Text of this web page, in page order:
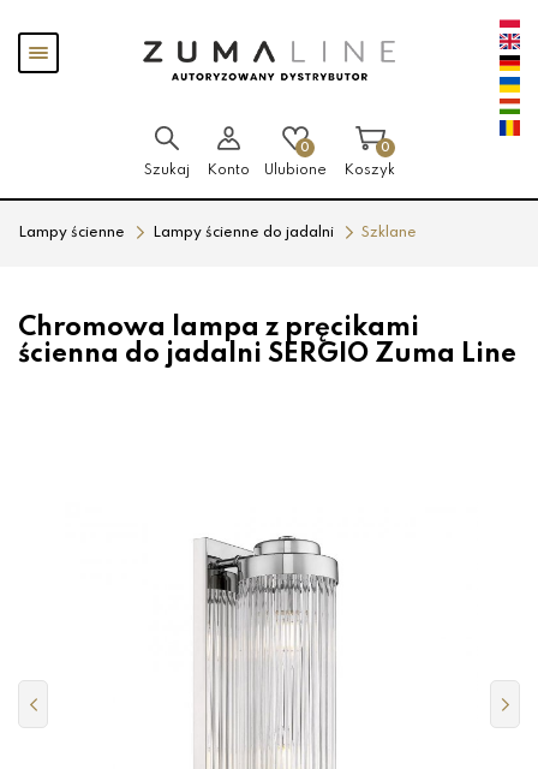
Pokaż
menu
Szukaj Konto
0
Ulubione
0
Koszyk
Lampy ścienne Lampy ścienne do jadalni Szklane
Chromowa lampa z pręcikami
ścienna do jadalni SERGIO Zuma Line